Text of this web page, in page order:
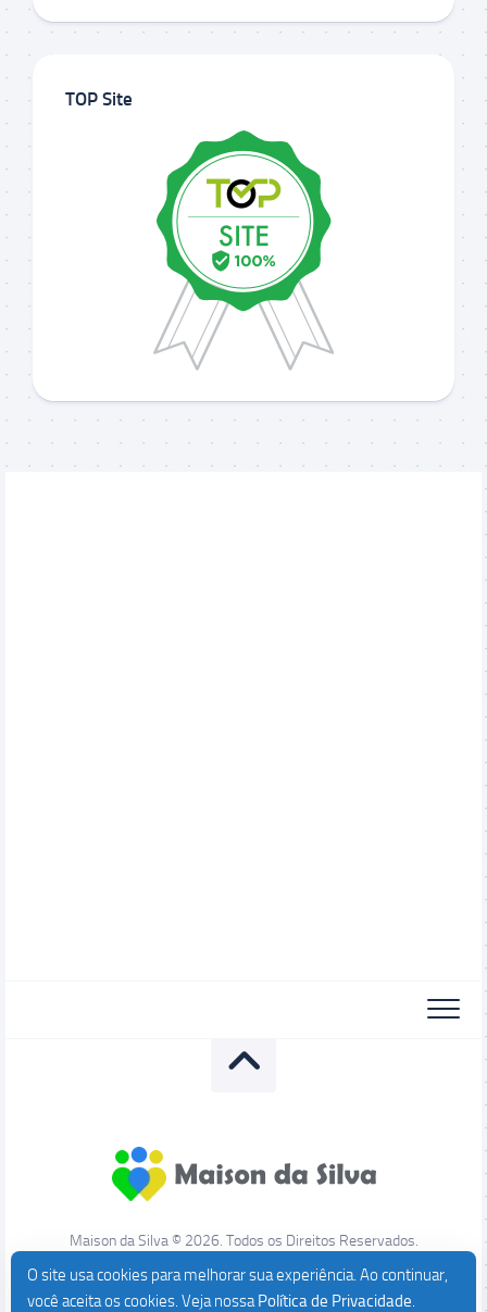
TOP Site
Maison da Silva © 2026. Todos os Direitos Reservados.
O site usa cookies para melhorar sua experiência. Ao continuar,
você aceita os cookies. Veja nossaPolítica de Privacidade.